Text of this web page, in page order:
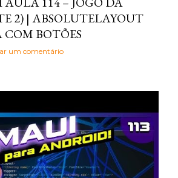
2) | ABSOLUTELAYOUT
BOTÕES
um comentário